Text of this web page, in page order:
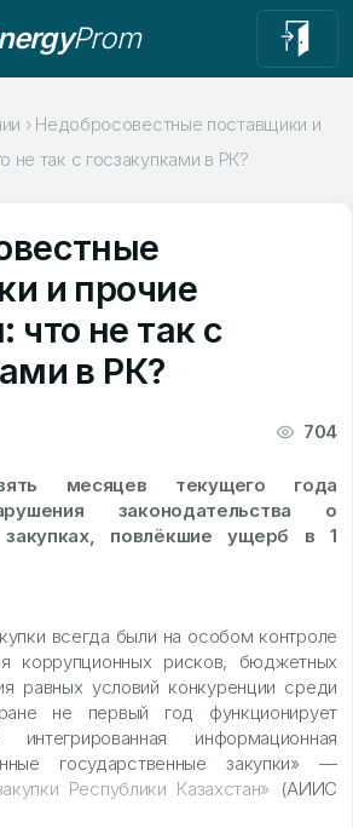
Prom
› Недобросовестные поставщики и
не так с госзакупками в РК?
и прочие
не так с
в РК?
704
месяцев текущего года
законодательства о
закупках, повлёкшие ущерб в 1
всегда были на особом контроле
коррупционных рисков, бюджетных
равных условий конкуренции среди
не первый год функционирует
интегрированная информационная
государственные закупки» —
Республики Казахстан» (АИИС